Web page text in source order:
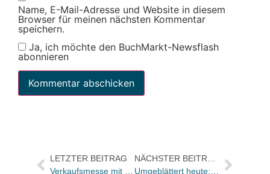
Name, E-Mail-Adresse und Website in diesem
Browser für meinen nächsten Kommentar
speichern.
Ja, ich möchte den BuchMarkt-Newsflash
abonnieren
LETZTER BEITRAG